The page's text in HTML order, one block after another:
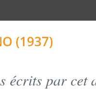
(1937)
écrits par cet